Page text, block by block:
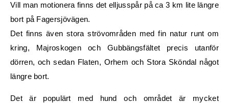
Vill man motionera finns det elljusspår på ca 3 km lite längre
bort på Fagersjövägen.
Det finns även stora strövområden med fin natur runt om
kring, Majroskogen och Gubbängsfältet precis utanför
dörren, och sedan Flaten, Orhem och Stora Sköndal något
längre bort.
Det är populärt med hund och området är mycket